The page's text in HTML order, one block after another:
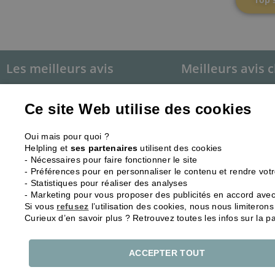
Les meilleurs avis
Helpling
Présentation, tarifs et avis
Dwého

Présentation, tarifs et avis
Meilleurs avis
Helpling
Ménage à 3


Ce site Web utilise des cookies
Oui mais pour quoi ?
Helpling et ses partenaires utilisent des cookies
- Nécessaires pour faire fonctionner le site
- Préférences pour en personnaliser le contenu et rendre
- Statistiques pour réaliser des analyses
- Marketing pour vous proposer des publicités en accord
Si vous refusez l’utilisation des cookies, nous nous
Curieux d’en savoir plus ? Retrouvez toutes les infos sur la
ACCEPTER TOUT